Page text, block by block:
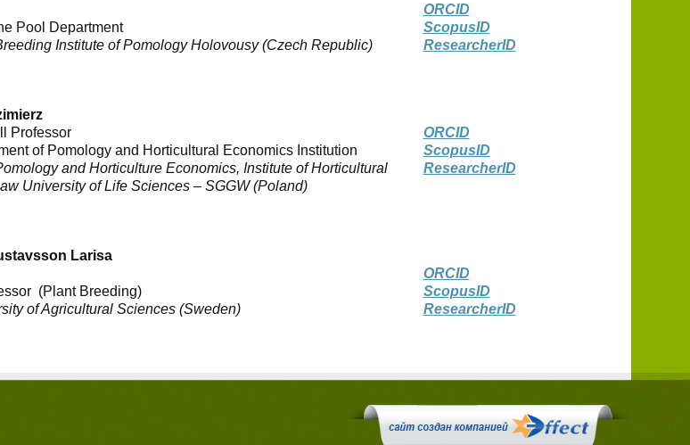
Pool Department
Institute of Pomology Holovousy (Czech Republic)
ORCID
ScopusID
ResearcherID
Professor
of Pomology and Horticultural Economics Institution
and Horticulture Economics, Institute of Horticultural
University of Life Sciences – SGGW (Poland)
ORCID
ScopusID
ResearcherID
Larisa
(Plant Breeding)
of Agricultural Sciences (Sweden)
ORCID
ScopusID
ResearcherID